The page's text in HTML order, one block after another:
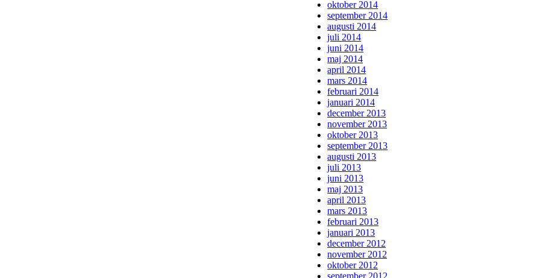
oktober 2014
september 2014
augusti 2014
juli 2014
juni 2014
maj 2014
april 2014
mars 2014
februari 2014
januari 2014
december 2013
november 2013
oktober 2013
september 2013
augusti 2013
juli 2013
juni 2013
maj 2013
april 2013
mars 2013
februari 2013
januari 2013
december 2012
november 2012
oktober 2012
september 2012